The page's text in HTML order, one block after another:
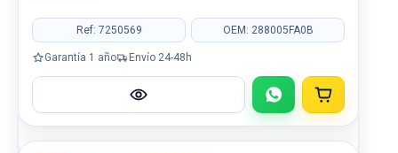
Ref: 7250569 OEM: 288005FA0B
Garantía 1 año Envío 24-48h